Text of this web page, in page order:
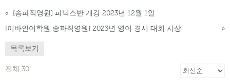
« [송파직영원] 파닉스반 개강 2023년 12월 1일
[이바인어학원 송파직영원] 2023년 영어 경시 대회 시상
»
목록보기
전체 30